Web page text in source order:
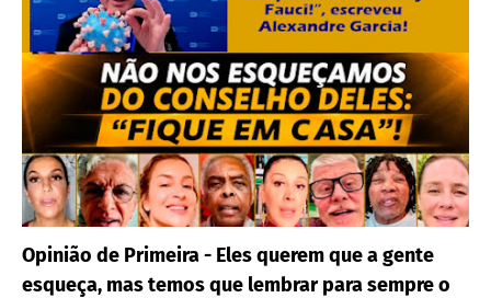
Opinião de Primeira - Eles querem que a gente
esqueça, mas temos que lembrar para sempre o